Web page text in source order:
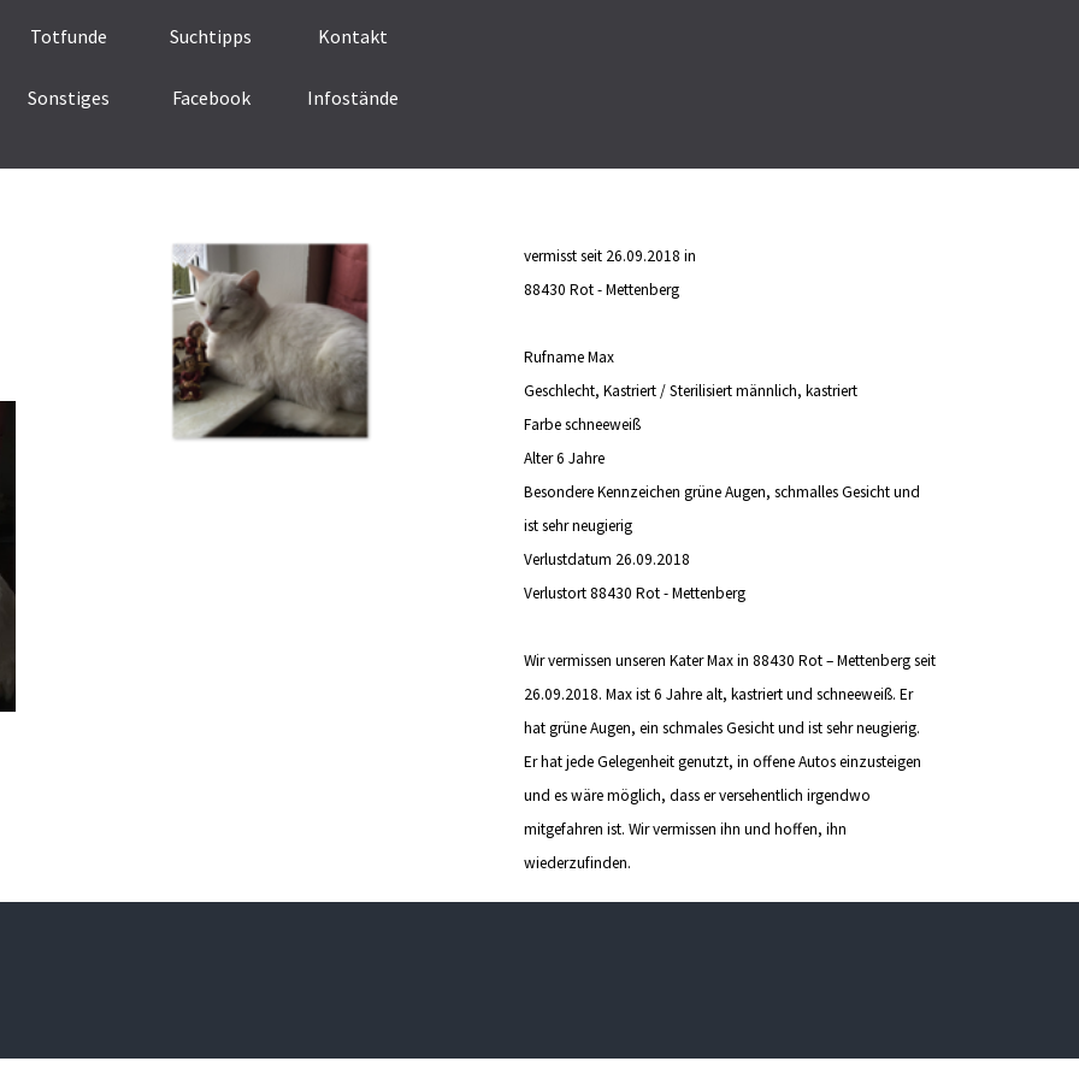
Menü überspringen
Totfunde Suchtipps Kontakt
Sonstiges ▼
Facebook Infostände
vermisst seit 26.09.2018 in
88430 Rot - Mettenberg
Rufname Max
Geschlecht, Kastriert / Sterilisiert männlich, kastriert
Farbe schneeweiß
Alter 6 Jahre
Besondere Kennzeichen grüne Augen, schmalles Gesicht und
ist sehr neugierig
Verlustdatum 26.09.2018
Verlustort 88430 Rot - Mettenberg
Wir vermissen unseren Kater Max in 88430 Rot – Mettenberg seit
26.09.2018. Max ist 6 Jahre alt, kastriert und schneeweiß. Er
hat grüne Augen, ein schmales Gesicht und ist sehr neugierig.
Er hat jede Gelegenheit genutzt, in offene Autos einzusteigen
und es wäre möglich, dass er versehentlich irgendwo
mitgefahren ist. Wir vermissen ihn und hoffen, ihn
wiederzufinden.